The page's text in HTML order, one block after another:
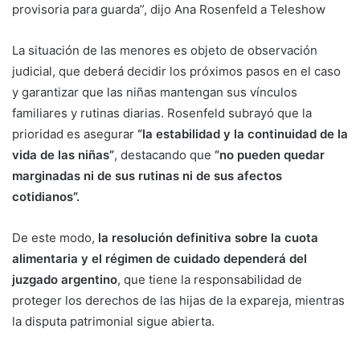
provisoria para guarda”, dijo Ana Rosenfeld a Teleshow
La situación de las menores es objeto de observación
judicial, que deberá decidir los próximos pasos en el caso
y garantizar que las niñas mantengan sus vínculos
familiares y rutinas diarias. Rosenfeld subrayó que la
prioridad es asegurar “la estabilidad y la continuidad de la
vida de las niñas”, destacando que “no pueden quedar
marginadas ni de sus rutinas ni de sus afectos
cotidianos”.
De este modo, la resolución definitiva sobre la cuota
alimentaria y el régimen de cuidado dependerá del
juzgado argentino, que tiene la responsabilidad de
proteger los derechos de las hijas de la expareja, mientras
la disputa patrimonial sigue abierta.